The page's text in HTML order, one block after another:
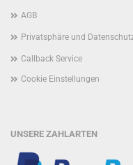
AGB
Privatsphäre und
Callback Service
Cookie Einstellungen
UNSERE ZAHLARTEN